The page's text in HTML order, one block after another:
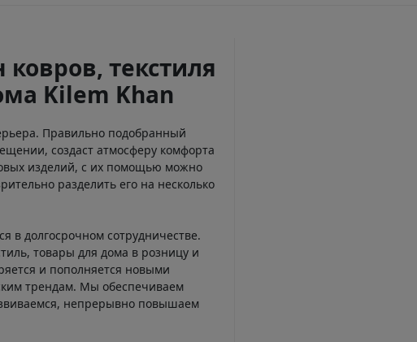
текстиля
Kilem Khan
Правильно подобранный
создаст атмосферу комфорта
изделий, с их помощью можно
разделить его на несколько
в долгосрочном сотрудничестве.
товары для дома в розницу и
и пополняется новыми
трендам. Мы обеспечиваем
непрерывно повышаем